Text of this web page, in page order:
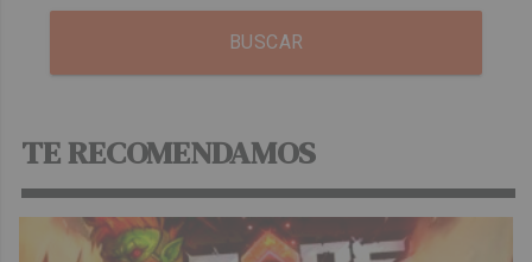
BUSCAR
TE RECOMENDAMOS